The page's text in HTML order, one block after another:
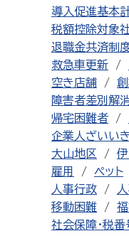
導入促進基本
税額控除対象
退職金共済制
救急車更新
空き店舗
障害者差別解
帰宅困難者
企業人ざいい
大山地区
雇用
ペット
人事行政
移動困難
社会保障・税